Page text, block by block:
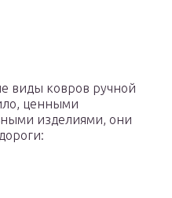
виды ковров ручной
ценными
изделиями, они